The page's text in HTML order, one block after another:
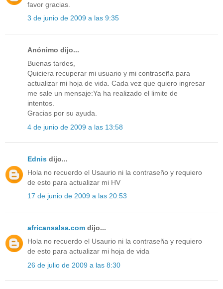
favor gracias.
3 de junio de 2009 a las 9:35
Anónimo dijo...
Buenas tardes,
Quiciera recuperar mi usuario y mi contraseña para
actualizar mi hoja de vida. Cada vez que quiero ingresar
me sale un mensaje:Ya ha realizado el limite de
intentos.
Gracias por su ayuda.
4 de junio de 2009 a las 13:58
Ednis dijo...
Hola no recuerdo el Usaurio ni la contraseño y requiero
de esto para actualizar mi HV
17 de junio de 2009 a las 20:53
africansalsa.com dijo...
Hola no recuerdo el Usaurio ni la contraseña y requiero
de esto para actualizar mi hoja de vida
26 de julio de 2009 a las 8:30